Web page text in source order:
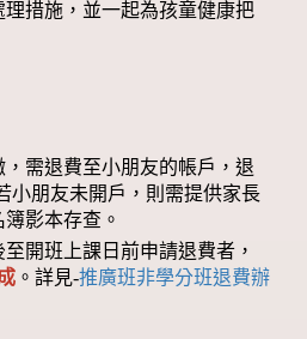
措施，並一起為孩童健康把
需退費至小朋友的帳戶，退
小朋友未開戶，則需提供家長
影本存查。
開班上課日前申請退費者，
。詳見-推廣班非學分班退費辦